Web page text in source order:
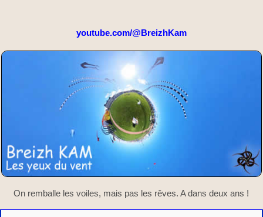
youtube.com/@BreizhKam
On remballe les voiles, mais pas les rêves. A dans deux ans !